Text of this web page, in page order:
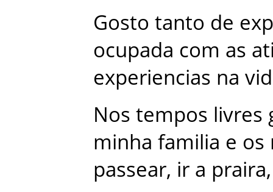
Gosto tanto de
ocupada com as
experiencias na
Nos tempos livres
minha familia e os
passear, ir a praira,